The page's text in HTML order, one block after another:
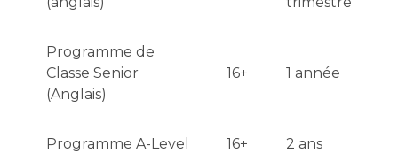
Programme de
Classe Senior
(Anglais)
16+ 1 année
Programme A-Level 16+ 2 ans